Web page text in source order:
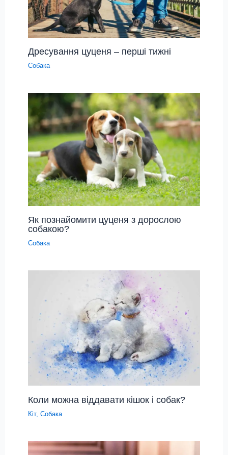
Дресування цуценя – перші тижні
Собака
Як познайомити цуценя з дорослою
собакою?
Собака
Коли можна віддавати кішок і собак?
Кіт,Собака